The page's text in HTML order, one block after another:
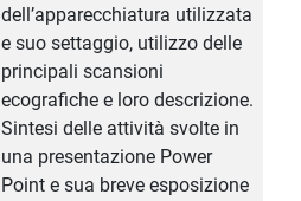
dell’apparecchiatura utilizzata
e suo settaggio, utilizzo delle
principali scansioni
ecografiche e loro descrizione.
Sintesi delle attività svolte in
una presentazione Power
Point e sua breve esposizione